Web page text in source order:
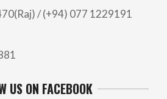
/ (+94) 077 1229191
US ON FACEBOOK